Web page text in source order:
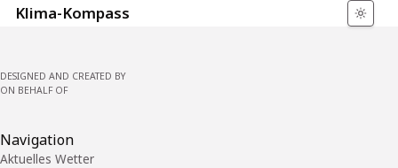
Klima-Kompass
DESIGNED AND CREATED BY
ON BEHALF OF
Navigation
Aktuelles Wetter